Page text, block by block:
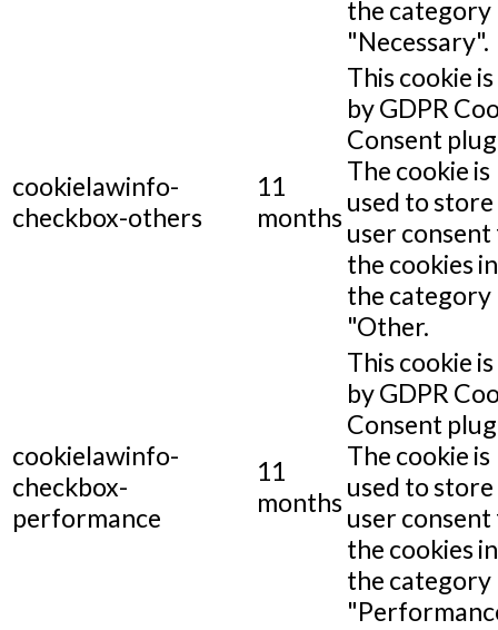
the category
"Necessary".
cookielawinfo-
checkbox-others
11
months
This cookie
by GDPR
Consent
The cookie is
used to
user
the cookies in
the category
"Other.
cookielawinfo-
checkbox-
performance
11
months
This cookie
by GDPR
Consent
The cookie is
used to
user
the cookies in
the category